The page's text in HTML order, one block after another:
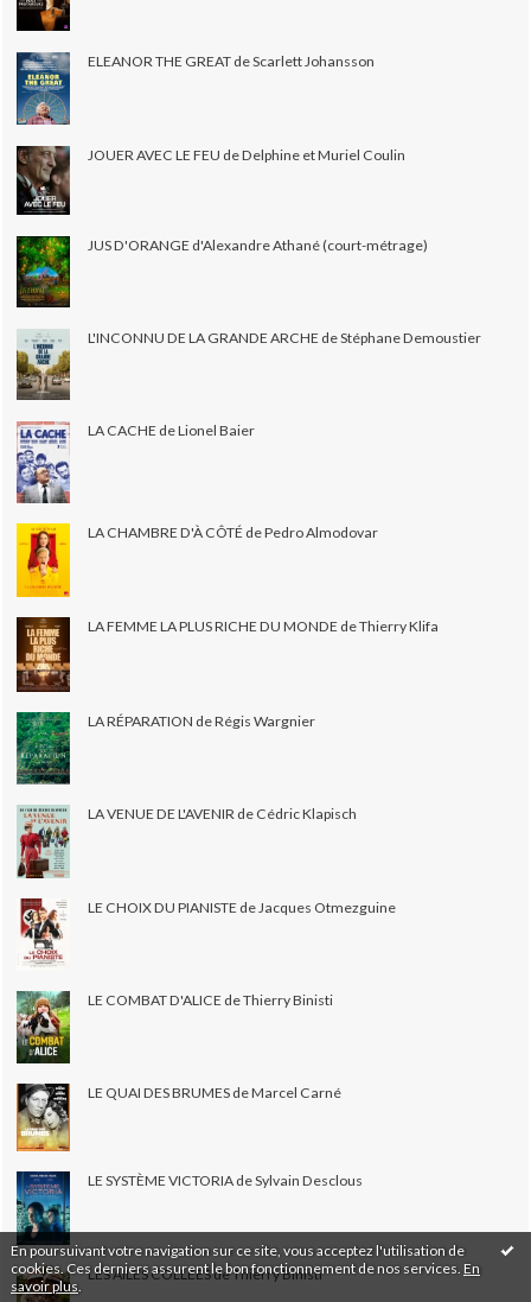
En poursuivant votre navigation sur ce site, vous acceptez l'utilisation de
cookies. Ces derniers assurent le bon fonctionnement de nos services. En
savoir plus
ELEANOR THE GREAT de Scarlett Johansson
JOUER AVEC LE FEU de Delphine et Muriel Coulin
JUS D'ORANGE d'Alexandre Athané (court-métrage)
L'INCONNU DE LA GRANDE ARCHE de Stéphane Demoustier
LA CACHE de Lionel Baier
LA CHAMBRE D'À CÔTÉ de Pedro Almodovar
LA FEMME LA PLUS RICHE DU MONDE de Thierry Klifa
LA RÉPARATION de Régis Wargnier
LA VENUE DE L'AVENIR de Cédric Klapisch
LE CHOIX DU PIANISTE de Jacques Otmezguine
LE COMBAT D'ALICE de Thierry Binisti
LE QUAI DES BRUMES de Marcel Carné
LE SYSTÈME VICTORIA de Sylvain Desclous
LES AILES COLLÉES de Thierry Binisti